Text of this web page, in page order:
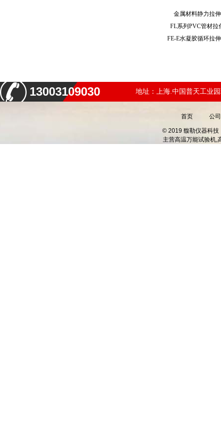
金属材料静力拉
FL系列PVC管材
FE-E水凝胶循环拉
13003109030 地址：上海.中国普天工业
首页 公
© 2019 馥勒仪器科技
主营高温万能试验机,